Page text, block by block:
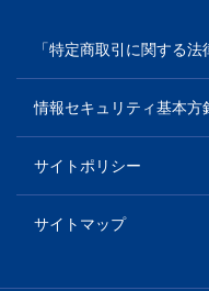
「特定商取引に関する
情報セキュリティ基本方
サイトポリシー
サイトマップ